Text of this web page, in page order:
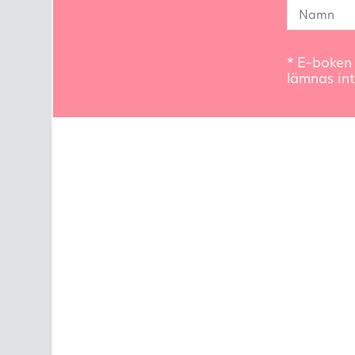
* E-
lämnas